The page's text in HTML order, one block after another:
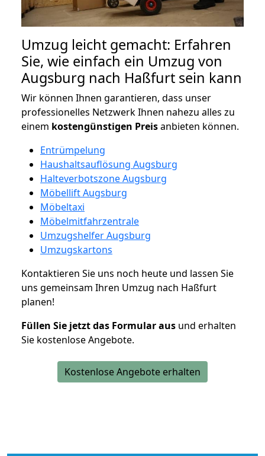
Umzug leicht gemacht: Erfahren
Sie, wie einfach ein Umzug von
Augsburg nach Haßfurt sein kann
Wir können Ihnen garantieren, dass unser
professionelles Netzwerk Ihnen nahezu alles zu
einem kostengünstigen Preisanbieten können.
Entrümpelung
Haushaltsauflösung Augsburg
Halteverbotszone Augsburg
Möbellift Augsburg
Möbeltaxi
Möbelmitfahrzentrale
Umzugshelfer Augsburg
Umzugskartons
Kontaktieren Sie uns noch heute und lassen Sie
uns gemeinsam Ihren Umzug nach Haßfurt
planen!
Füllen Sie jetzt das Formular aus und erhalten
Sie kostenlose Angebote.
Kostenlose Angebote erhalten